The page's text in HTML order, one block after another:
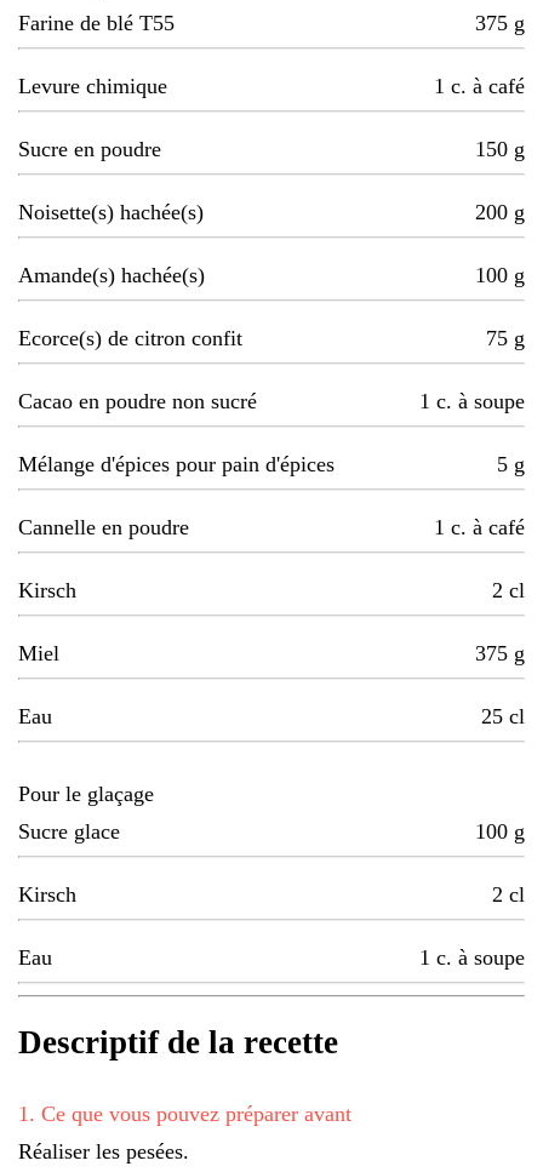
Farine de blé T55
375 g
Levure chimique 1 c. à café
Sucre en poudre 150 g
Noisette(s) hachée(s) 200 g
Amande(s) hachée(s) 100 g
Ecorce(s) de citron confit 75 g
Cacao en poudre non sucré 1 c. à soupe
Mélange d'épices pour pain d'épices 5 g
Cannelle en poudre 1 c. à café
Kirsch 2 cl
Miel 375 g
Eau 25 cl
Pour le glaçage
Sucre glace
100 g
Kirsch 2 cl
Eau 1 c. à soupe
Descriptif de la recette
1 . Ce que vous pouvez préparer avant
Réaliser les pesées.